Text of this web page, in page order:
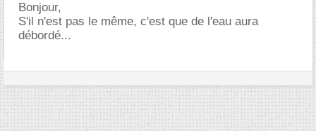
Bonjour,
S'il n'est pas le même, c'est que de l'eau aura
débordé...